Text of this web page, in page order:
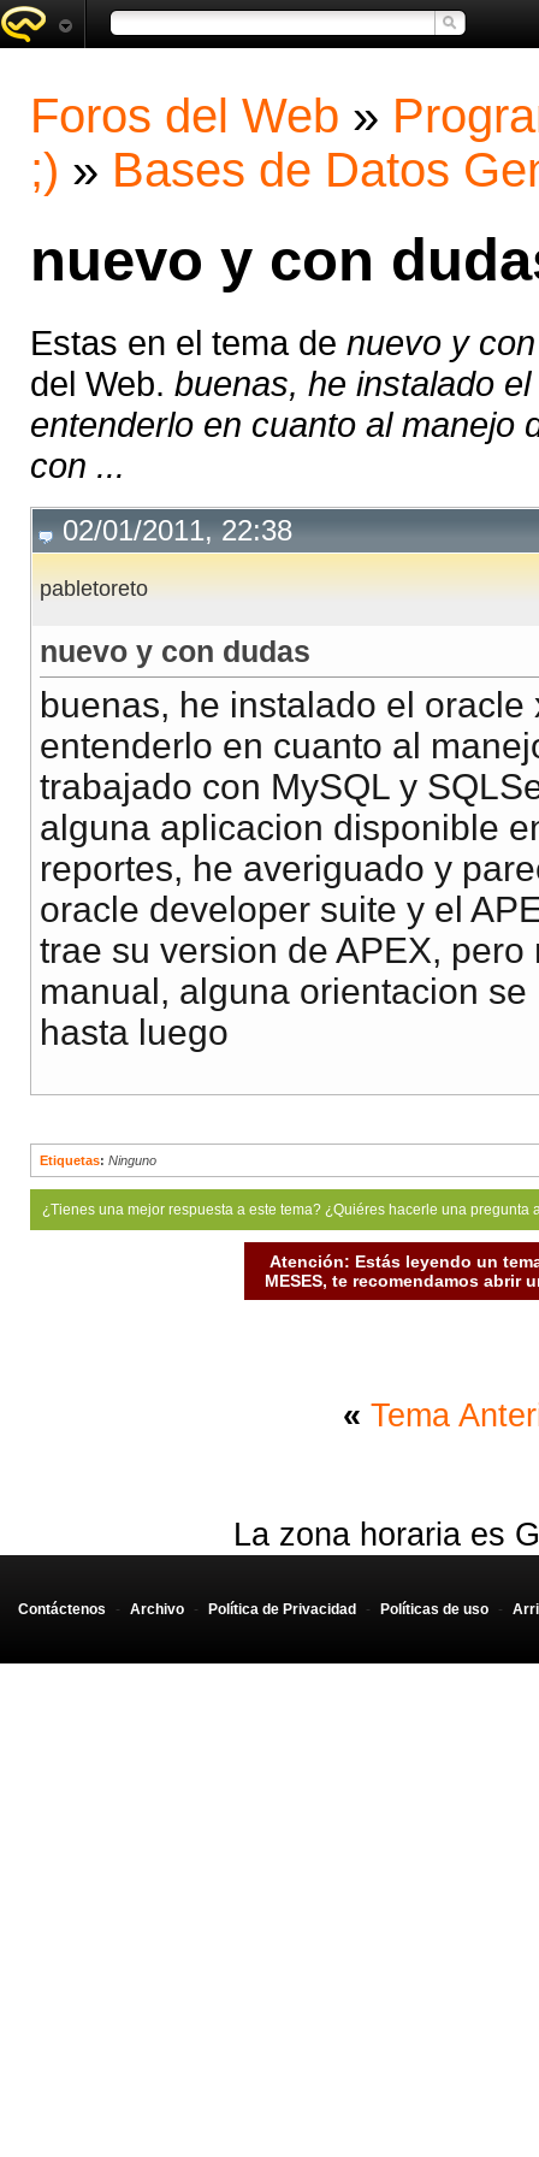
Foros del Web »
;) » Bases de Datos
nuevo y con
Estas en el tema de nuevo y
del Web. buenas, he instalado
entenderlo en cuanto al manejo
con ...
02/01/2011, 22:38
pabletoreto
nuevo y con dudas
buenas, he instalado el
entenderlo en cuanto al
trabajado con MySQL y
alguna aplicacion disponible
reportes, he averiguado y
oracle developer suite y el
trae su version de APEX,
manual, alguna orientacion
hasta luego
Etiquetas: Ninguno
¿Tienes una mejor respuesta a este tema? ¿Quiéres hacerle una
Atención: Estás leyendo un
MESES, te recomendamos abrir
« Tema
La zona horaria es
Contáctenos - Archivo - Política de Privacidad - Políticas de uso -